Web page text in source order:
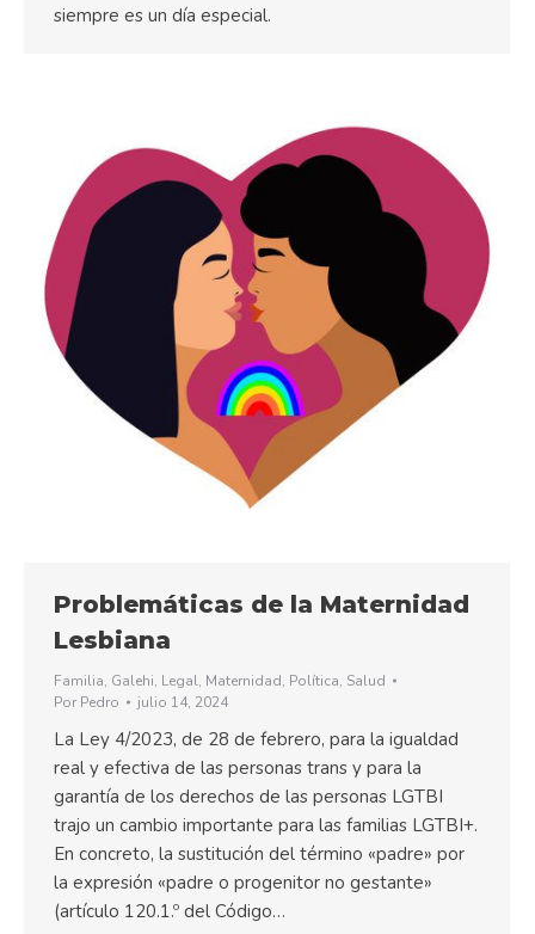
siempre es un día especial.
Problemáticas de la Maternidad
Lesbiana
Familia, Galehi, Legal, Maternidad, Política, Salud
Por Pedro julio 14, 2024
La Ley 4/2023, de 28 de febrero, para la igualdad
real y efectiva de las personas trans y para la
garantía de los derechos de las personas LGTBI
trajo un cambio importante para las familias LGTBI+.
En concreto, la sustitución del término «padre» por
la expresión «padre o progenitor no gestante»
(artículo 120.1.º del Código…